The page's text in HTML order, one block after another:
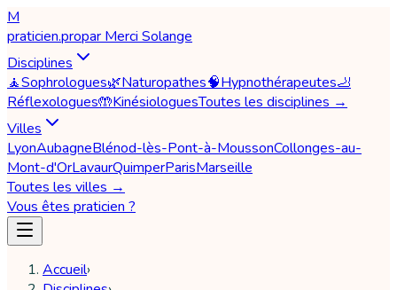
M
praticien.propar Merci Solange
Disciplines
🧘Sophrologues🌿Naturopathes🧠Hypnothérapeutes🦶
Réflexologues🤲KinésiologuesToutes les disciplines →
Villes
LyonAubagneBlénod-lès-Pont-à-MoussonCollonges-au-
Mont-d'OrLavaurQuimperParisMarseille
Toutes les villes →
Vous êtes praticien ?
Accueil›